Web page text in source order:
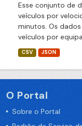
Esse conjunto de
veículos por
minutos. Os
veículos por
CSV JSON
O Portal
Sobre o Portal